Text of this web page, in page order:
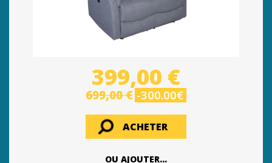
399,00 €
699,00 € -300.00€
ACHETER
OU AJOUTER...